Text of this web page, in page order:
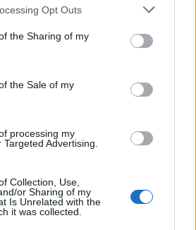
Opt Outs
the Sharing of my
the Sale of my
processing my
Advertising.
Collection, Use,
or Sharing of my
Is Unrelated with the
it was collected.
, weiblich
Forums
28 September 2021
, weiblich
Zustimmungen: 40.134 Punkte für Erfolge: